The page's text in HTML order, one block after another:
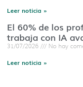
Leer noticia »
El 60% de los
trabaja con IA
31/07/2026 No hay
Leer noticia »